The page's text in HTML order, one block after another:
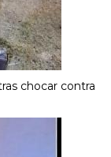
chocar contra